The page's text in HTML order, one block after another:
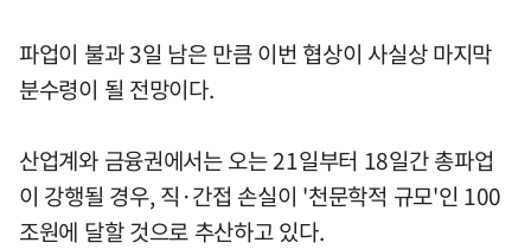
파업이 불과 3일 남은 만큼 이번 협상이 사실상 마지막
분수령이 될 전망이다.
산업계와 금융권에서는 오는 21일부터 18일간 총파업
이 강행될 경우, 직·간접 손실이 '천문학적 규모'인 100
조원에 달할 것으로 추산하고 있다.